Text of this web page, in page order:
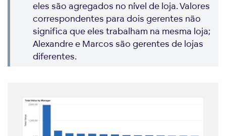
eles são agregados no nível de loja. Valores
correspondentes para dois gerentes não
significa que eles trabalham na mesma loja;
Alexandre e Marcos são gerentes de lojas
diferentes.